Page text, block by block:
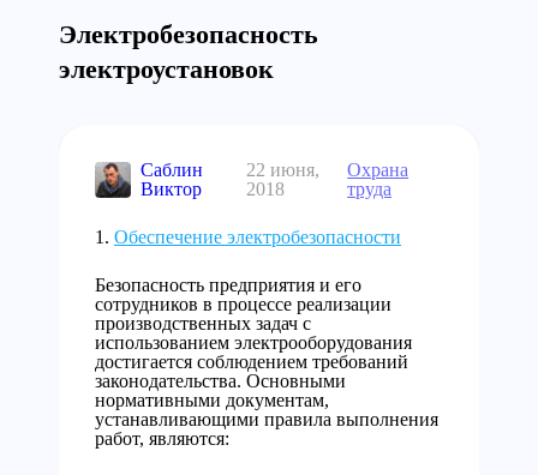
Электробезопасность
электроустановок
Саблин
Виктор
22 июня,
2018
Охрана
труда
Обеспечение электробезопасности
Безопасность предприятия и его
сотрудников в процессе реализации
производственных задач с
использованием электрооборудования
достигается соблюдением требований
законодательства. Основными
нормативными документам,
устанавливающими правила выполнения
работ, являются: